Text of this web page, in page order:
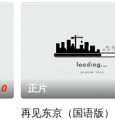
正片
再见东京（国语版）